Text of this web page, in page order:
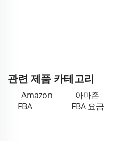
관련 제품 카테고리
Amazon
FBA
아마존
FBA 요금